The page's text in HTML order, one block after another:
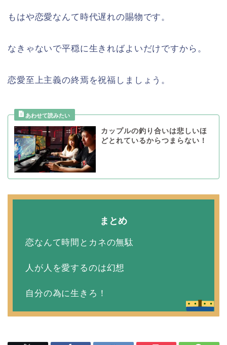
もはや恋愛なんて時代遅れの賜物です。
なきゃないで平穏に生きればよいだけですから。
恋愛至上主義の終焉を祝福しましょう。
カップルの釣り合いは悲しいほ
どとれているからつまらない！
まとめ
恋なんて時間とカネの無駄
人が人を愛するのは幻想
自分の為に生きろ！